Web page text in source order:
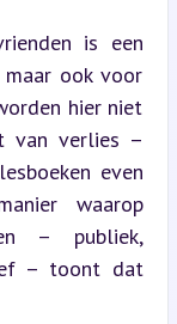
is een
ook voor
hier niet
van verlies –
even
waarop
– publiek,
– toont dat